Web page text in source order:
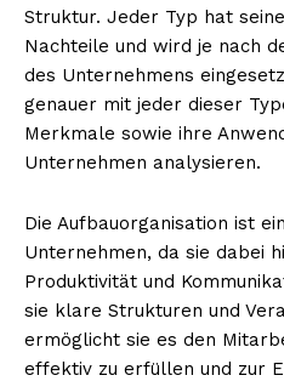
Struktur. Jeder Typ hat
Nachteile und wird je nach
des Unternehmens
genauer mit jeder dieser
Merkmale sowie ihre
Unternehmen analysieren.
Die Aufbauorganisation ist
Unternehmen, da sie dabei
Produktivität und
sie klare Strukturen und
ermöglicht sie es den
effektiv zu erfüllen und zur